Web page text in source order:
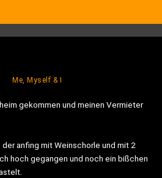
Me, Myself & I
gekommen und meinen Vermieter
anfing mit Weinschorle und mit 2
hoch gegangen und noch ein bißchen